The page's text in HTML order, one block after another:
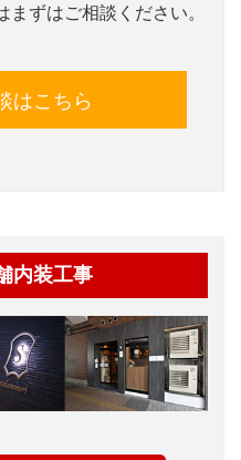
ずはご相談ください。
はこちら
内装工事